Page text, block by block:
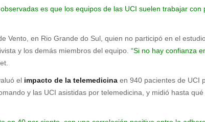
es que los equipos de las UCI suelen trabajar
Vento, en Rio Grande do Sul, quien no participó en el
y los demás miembros del equipo. “Si no hay confianza
el impacto de la telemedicina en 940 pacientes de UCI
y las UCI asistidas por telemedicina, y midió hasta